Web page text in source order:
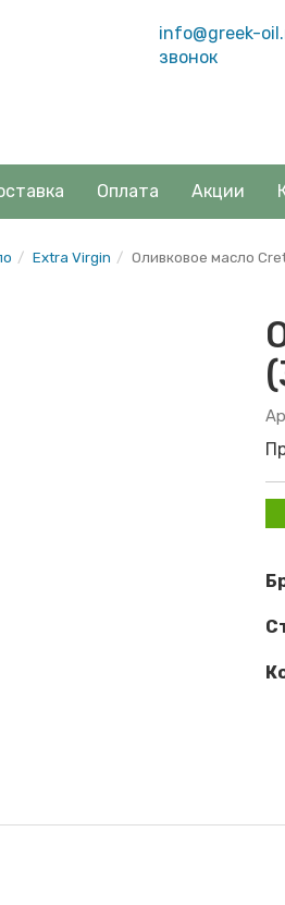
info@greek-
звонок
Оплата Акции
Extra Virgin Оливковое масло